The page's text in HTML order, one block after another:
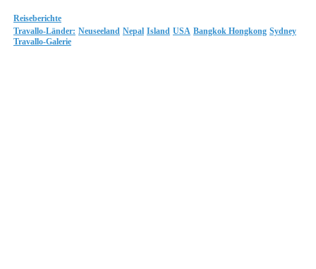
Reiseberichte
Travallo-Länder: Neuseeland Nepal Island USA Bangkok Hongkong Sydney
Travallo-Galerie